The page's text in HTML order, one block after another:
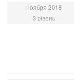
ноября 2018
3 рівень